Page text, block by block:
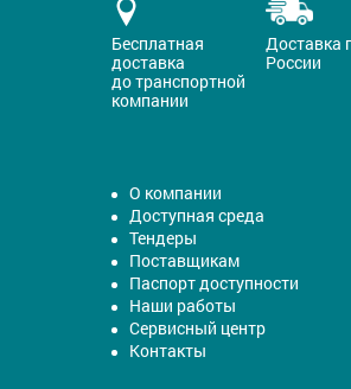
Бесплатная
доставка
до транспортной
компании
Доставка
России
О компании
Доступная среда
Тендеры
Поставщикам
Паспорт доступности
Наши работы
Сервисный центр
Контакты